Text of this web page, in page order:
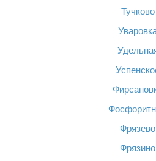
Тучково
Фрязево
Фрязино